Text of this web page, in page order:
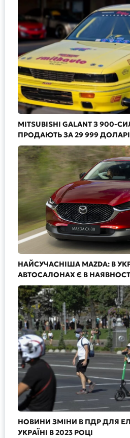
MITSUBISHI GALANT З
ПРОДАЮТЬ ЗА 29 999
НАЙСУЧАСНІША MAZDA: В
АВТОСАЛОНАХ Є В
НОВИНИ ЗМІНИ В ПДР ДЛЯ
УКРАЇНІ В 2023 РОЦІ